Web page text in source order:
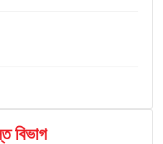
বিভাগ